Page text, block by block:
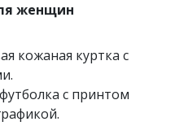
женщин
кожаная куртка с
с принтом